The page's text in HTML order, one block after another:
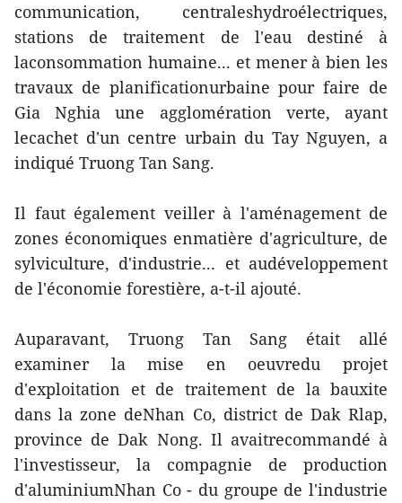
communication, centraleshydroélectriques,
stations de traitement de l'eau destiné à
laconsommation humaine... et mener à bien les
travaux de planificationurbaine pour faire de
Gia Nghia une agglomération verte, ayant
lecachet d'un centre urbain du Tay Nguyen, a
indiqué Truong Tan Sang.
Il faut également veiller à l'aménagement de
zones économiques enmatière d'agriculture, de
sylviculture, d'industrie... et audéveloppement
de l'économie forestière, a-t-il ajouté.
Auparavant, Truong Tan Sang était allé
examiner la mise en oeuvredu projet
d'exploitation et de traitement de la bauxite
dans la zone deNhan Co, district de Dak Rlap,
province de Dak Nong. Il avaitrecommandé à
l'investisseur, la compagnie de production
d'aluminiumNhan Co - du groupe de l'industrie